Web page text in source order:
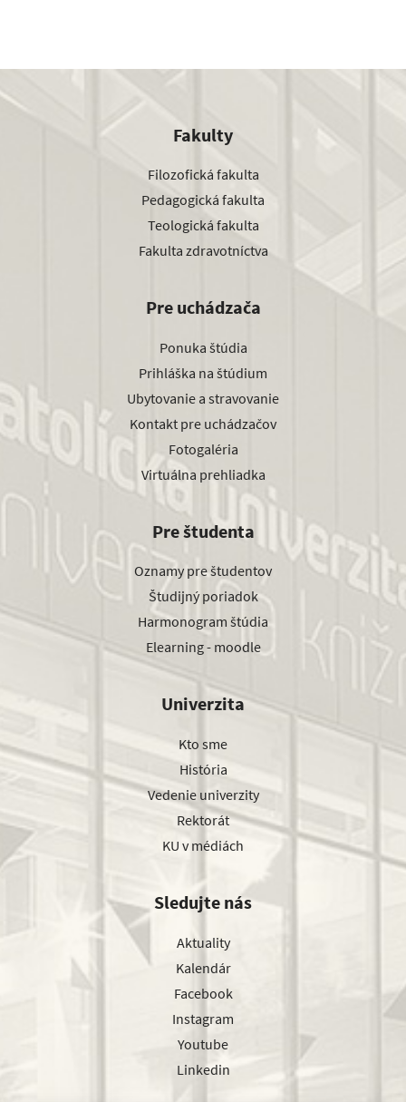
Fakulty
Filozofická fakulta
Pedagogická fakulta
Teologická fakulta
Fakulta zdravotníctva
Pre uchádzača
Ponuka štúdia
Prihláška na štúdium
Ubytovanie a stravovanie
Kontakt pre uchádzačov
Fotogaléria
Virtuálna prehliadka
Pre študenta
Oznamy pre študentov
Študijný poriadok
Harmonogram štúdia
Elearning - moodle
Univerzita
Kto sme
História
Vedenie univerzity
Rektorát
KU v médiách
Sledujte nás
Aktuality
Kalendár
Facebook
Instagram
Youtube
Linkedin